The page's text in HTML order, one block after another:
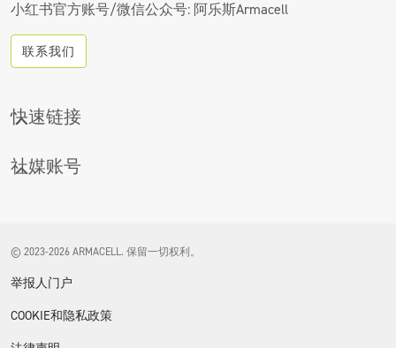
小红书官方账号/微信公众号: 阿乐斯Armacell
联系我们
快速链接
CONTACT
媒体资料库
社媒账号
© 2023-2026 ARMACELL. 保留一切权利。
举报人门户
COOKIE和隐私政策